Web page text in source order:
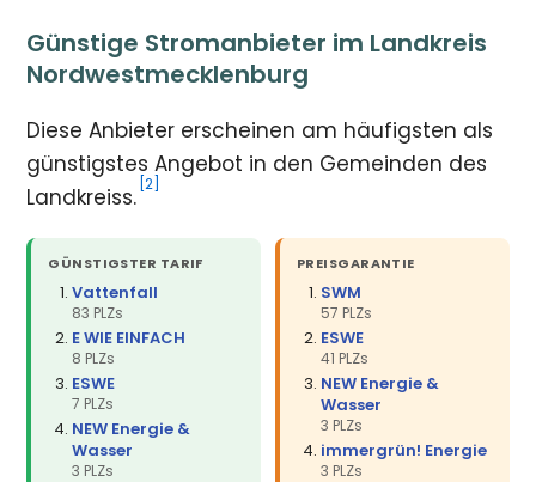
Günstige Stromanbieter im Landkreis
Nordwestmecklenburg
Diese Anbieter erscheinen am häufigsten als
günstigstes Angebot in den Gemeinden des
Landkreiss. [2]
GÜNSTIGSTER TARIF
Vattenfall
83 PLZs
E WIE EINFACH
8 PLZs
ESWE
7 PLZs
NEW Energie &
Wasser
3 PLZs
PREISGARANTIE
SWM
57 PLZs
ESWE
41 PLZs
NEW Energie &
Wasser
3 PLZs
immergrün! Energie
3 PLZs